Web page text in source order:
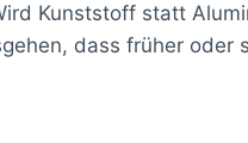
Kunststoff statt
dass früher oder